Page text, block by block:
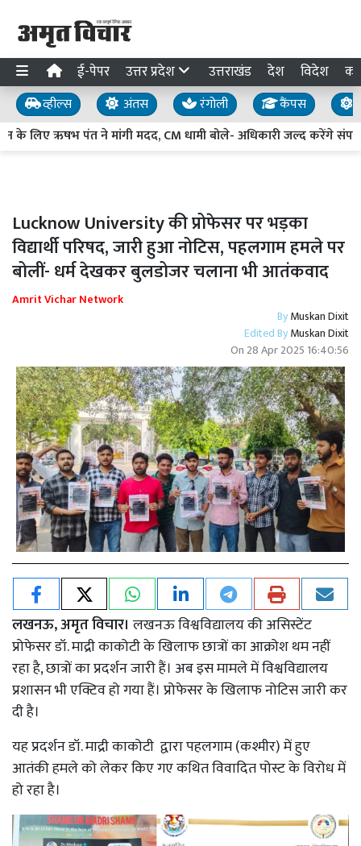
ई-पेपर उत्तर प्रदेश उत्तराखंड देश विदेश
व्हील्स अंतस रंगोली कैंपस
के लिए ऋषभ पंत ने मांगी मदद, CM धामी बोले- अधिकारी जल्द करेंगे संपर्क
Lucknow University की प्रोफेसर पर भड़का
विद्यार्थी परिषद, जारी हुआ नोटिस, पहलगाम हमले पर
बोलीं- धर्म देखकर बुलडोजर चलाना भी आतंकवाद
Amrit Vichar Network
ByMuskan Dixit
Edited ByMuskan Dixit
On 28 Apr 2025 16:40:56
लखनऊ, अमृत विचार। लखनऊ विश्वविद्यालय की असिस्टेंट
प्रोफेसर डॉ. माद्री काकोटी के खिलाफ छात्रों का आक्रोश थम नहीं
रहा है, छात्रों का प्रदर्शन जारी हैं। अब इस मामले में विश्वविद्यालय
प्रशासन भी एक्टिव हो गया हैं। प्रोफेसर के खिलाफ नोटिस जारी कर
दी है।
यह प्रदर्शन डॉ. माद्री काकोटी द्वारा पहलगाम (कश्मीर) में हुए
आतंकी हमले को लेकर किए गए कथित विवादित पोस्ट के विरोध में
हो रहा है।